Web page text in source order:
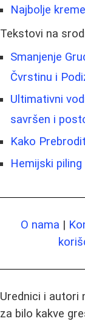
Najbolje
Tekstovi na
Smanjenje
Čvrstinu i
Ultimativni
savršen i
Kako
Hemijski
O nama |
Urednici i autori
za bilo kakve